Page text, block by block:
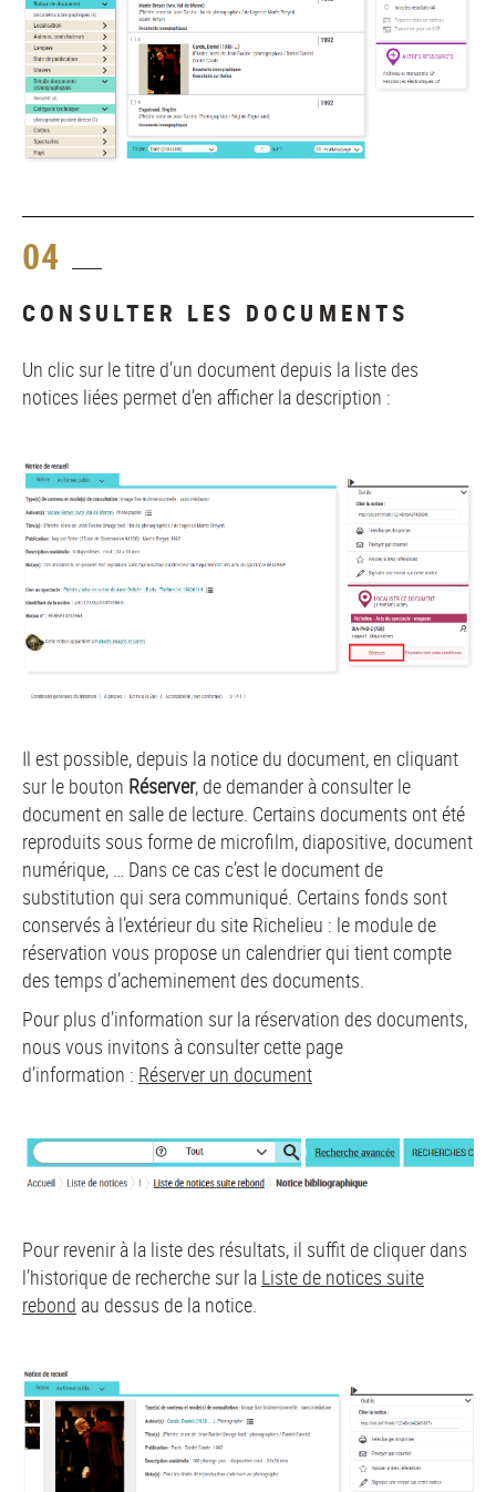
04
CONSULTER LES DOCUMENTS
Un clic sur le titre d’un document depuis la liste des
notices liées permet d’en afficher la description :
Il est possible, depuis la notice du document, en cliquant
sur le bouton Réserver, de demander à consulter le
document en salle de lecture. Certains documents ont été
reproduits sous forme de microfilm, diapositive, document
numérique, … Dans ce cas c’est le document de
substitution qui sera communiqué. Certains fonds sont
conservés à l’extérieur du site Richelieu : le module de
réservation vous propose un calendrier qui tient compte
des temps d’acheminement des documents.
Pour plus d’information sur la réservation des documents,
nous vous invitons à consulter cette page
d’information : Réserver un document
Pour revenir à la liste des résultats, il suffit de cliquer dans
l’historique de recherche sur la Liste de notices suite
rebond au dessus de la notice.